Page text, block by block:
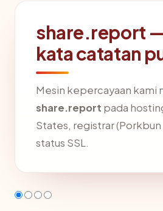
share.report
kata catatan
Mesin kepercayaan kami
share.report pada
States, registrar (Porkbun
status SSL.